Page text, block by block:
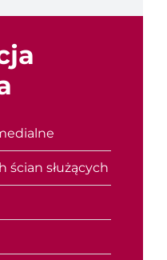
służących do